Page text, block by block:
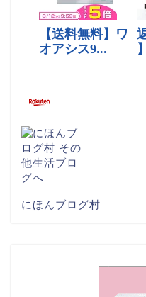
にほんブログ村